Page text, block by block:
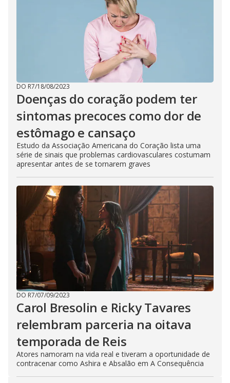
DO R7/18/08/2023
Doenças do coração podem ter
sintomas precoces como dor de
estômago e cansaço
Estudo da Associação Americana do Coração lista uma
série de sinais que problemas cardiovasculares costumam
apresentar antes de se tornarem graves
DO R7/07/09/2023
Carol Bresolin e Ricky Tavares
relembram parceria na oitava
temporada de Reis
Atores namoram na vida real e tiveram a oportunidade de
contracenar como Ashira e Absalão em A Consequência